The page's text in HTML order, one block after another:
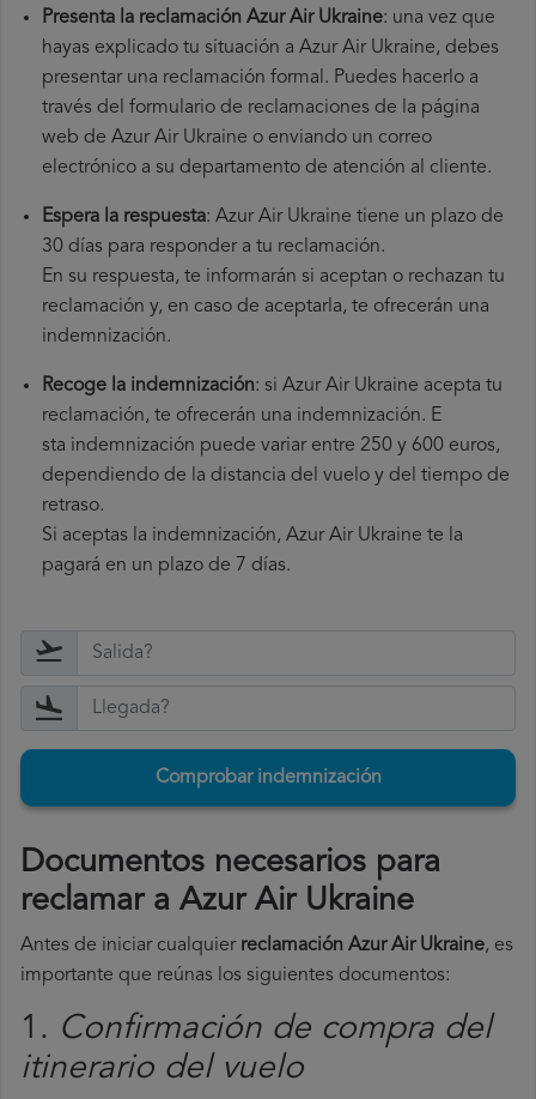
Presenta la reclamación Azur Air Ukraine: una vez que
hayas explicado tu situación a Azur Air Ukraine, debes
presentar una reclamación formal. Puedes hacerlo a
través del formulario de reclamaciones de la página
web de Azur Air Ukraine o enviando un correo
electrónico a su departamento de atención al cliente.
Espera la respuesta: Azur Air Ukraine tiene un plazo de
30 días para responder a tu reclamación.
En su respuesta, te informarán si aceptan o rechazan tu
reclamación y, en caso de aceptarla, te ofrecerán una
indemnización.
Recoge la indemnización: si Azur Air Ukraine acepta tu
reclamación, te ofrecerán una indemnización. E
sta indemnización puede variar entre 250 y 600 euros,
dependiendo de la distancia del vuelo y del tiempo de
retraso.
Si aceptas la indemnización, Azur Air Ukraine te la
pagará en un plazo de 7 días.
Comprobar indemnización
Documentos necesarios para
reclamar a Azur Air Ukraine
Antes de iniciar cualquier reclamación Azur Air Ukraine, es
importante que reúnas los siguientes documentos:
1. Confirmación de compra del
itinerario del vuelo